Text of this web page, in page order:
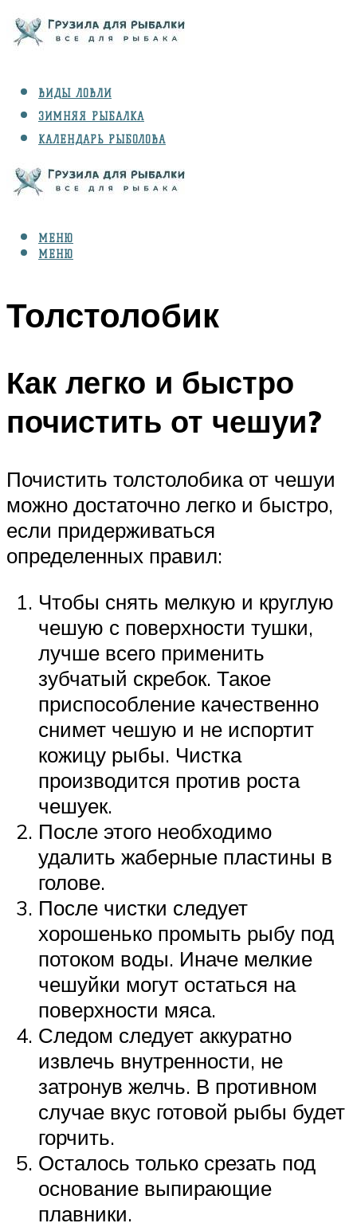
ВИДЫ ЛОВЛИ
ЗИМНЯЯ РЫБАЛКА
КАЛЕНДАРЬ РЫБОЛОВА
СНАРЯЖЕНИЕ
МЕНЮ
МЕНЮ
Толстолобик
Как легко и быстро
почистить от чешуи?
Почистить толстолобика от чешуи
можно достаточно легко и быстро,
если придерживаться
определенных правил:
Чтобы снять мелкую и круглую
чешую с поверхности тушки,
лучше всего применить
зубчатый скребок. Такое
приспособление качественно
снимет чешую и не испортит
кожицу рыбы. Чистка
производится против роста
чешуек.
После этого необходимо
удалить жаберные пластины в
голове.
После чистки следует
хорошенько промыть рыбу под
потоком воды. Иначе мелкие
чешуйки могут остаться на
поверхности мяса.
Следом следует аккуратно
извлечь внутренности, не
затронув желчь. В противном
случае вкус готовой рыбы будет
горчить.
Осталось только срезать под
основание выпирающие
плавники.